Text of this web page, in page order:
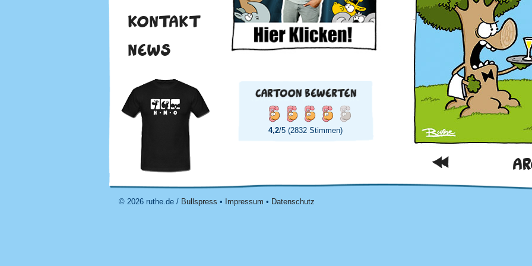
KONTAKT
NEWS
4,2/5 (2832 Stimmen)
© 2026 ruthe.de / Bullspress • Impressum • Datenschutz